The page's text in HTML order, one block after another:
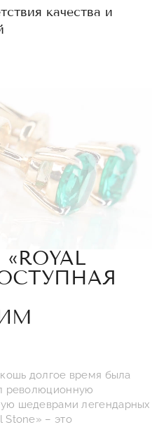
качества и
долгое время была
революционную
шедеврами легендарных
Stone» – это